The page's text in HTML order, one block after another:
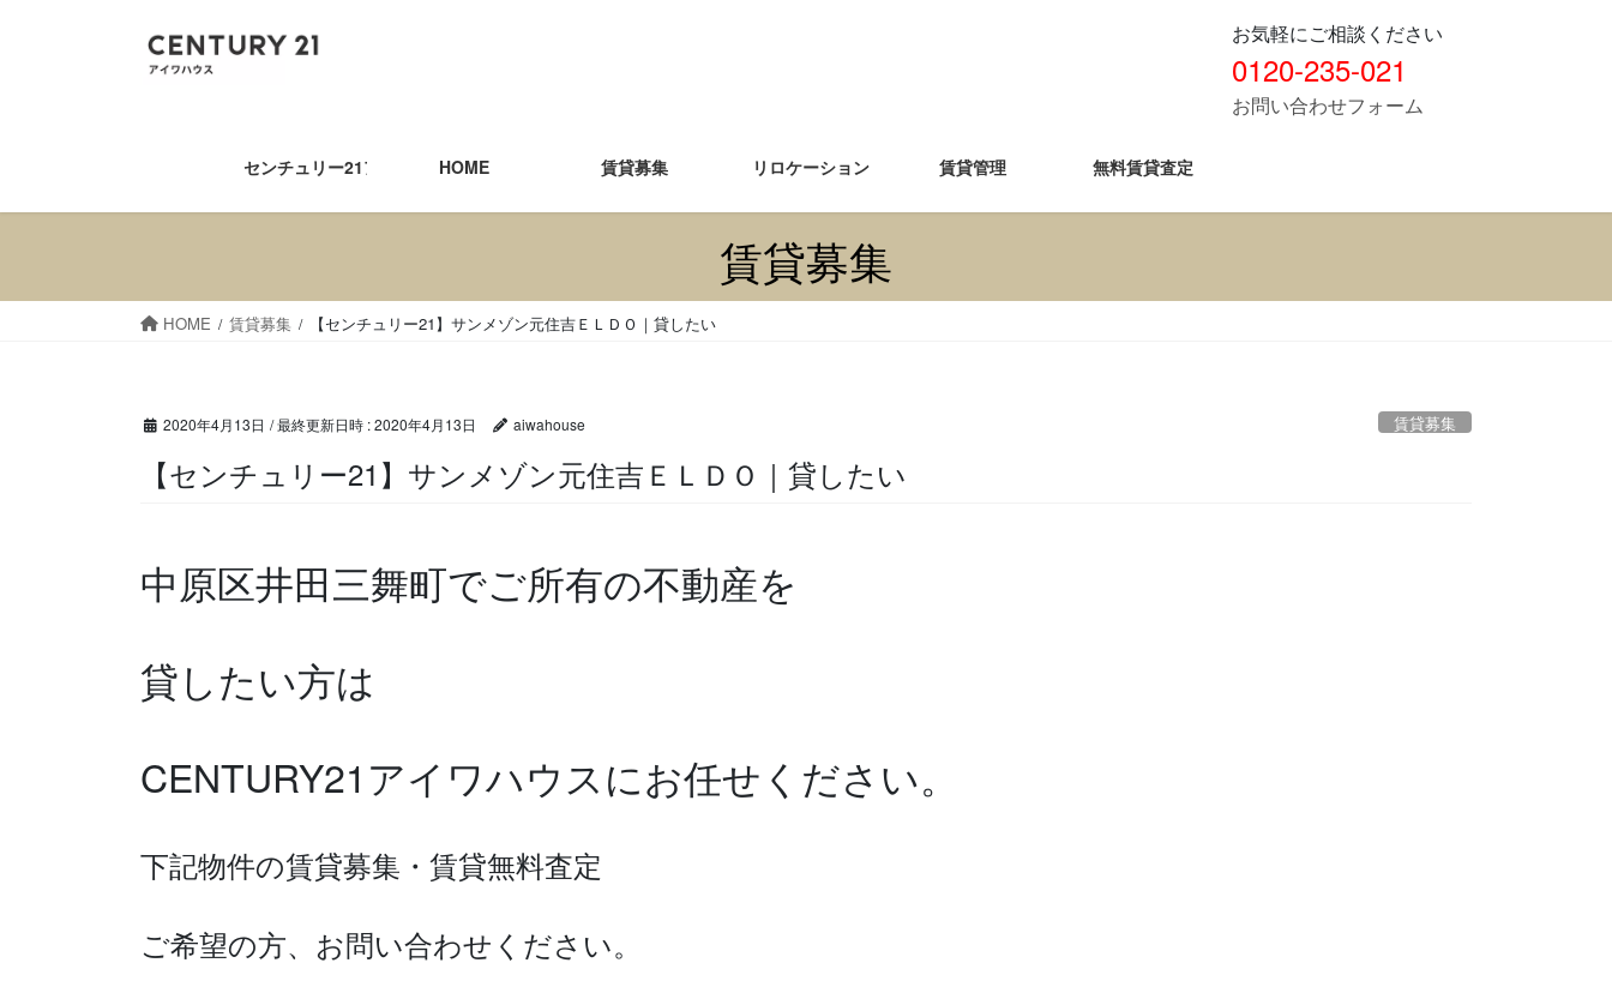
キ
に
お気軽にご相談ください
0120-235-021
お問い合わせフォーム
センチュリー21アイワハウスHOME 賃貸募集 リロケーション 賃貸管理 無料賃貸査定
賃貸募集
HOME 賃貸募集 【センチュリー21】サンメゾン元住吉ＥＬＤＯ｜貸したい
2020年4月13日 / 最終更新日時 :2020年4月13日 aiwahouse 賃貸募集
【センチュリー21】サンメゾン元住吉ＥＬＤＯ｜貸したい
中原区井田三舞町でご所有の不動産を
貸したい方は
CENTURY21アイワハウスにお任せください。
下記物件の賃貸募集・賃貸無料査定
ご希望の方、お問い合わせください。